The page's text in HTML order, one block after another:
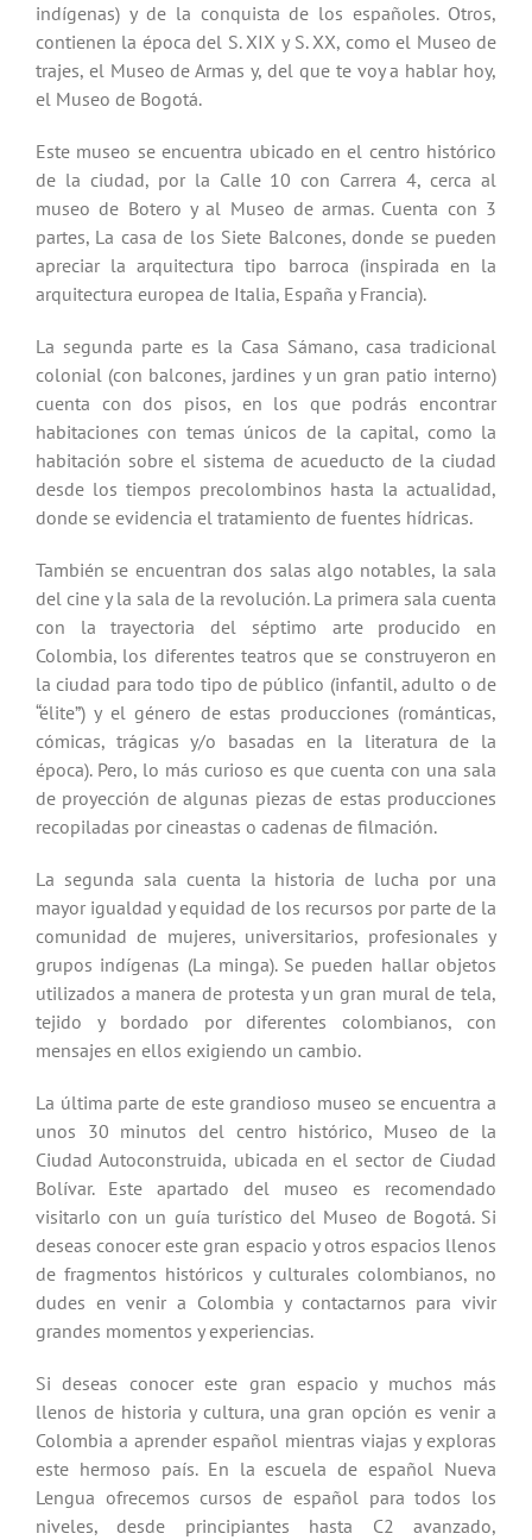
indígenas) y de la conquista de los españoles. Otros,
contienen la época del S. XIX y S. XX, como el Museo de
trajes, el Museo de Armas y, del que te voy a hablar hoy,
el Museo de Bogotá.
Este museo se encuentra ubicado en el centro histórico
de la ciudad, por la Calle 10 con Carrera 4, cerca al
museo de Botero y al Museo de armas. Cuenta con 3
partes, La casa de los Siete Balcones, donde se pueden
apreciar la arquitectura tipo barroca (inspirada en la
arquitectura europea de Italia, España y Francia).
La segunda parte es la Casa Sámano, casa tradicional
colonial (con balcones, jardines y un gran patio interno)
cuenta con dos pisos, en los que podrás encontrar
habitaciones con temas únicos de la capital, como la
habitación sobre el sistema de acueducto de la ciudad
desde los tiempos precolombinos hasta la actualidad,
donde se evidencia el tratamiento de fuentes hídricas.
También se encuentran dos salas algo notables, la sala
del cine y la sala de la revolución. La primera sala cuenta
con la trayectoria del séptimo arte producido en
Colombia, los diferentes teatros que se construyeron en
la ciudad para todo tipo de público (infantil, adulto o de
“élite”) y el género de estas producciones (románticas,
cómicas, trágicas y/o basadas en la literatura de la
época). Pero, lo más curioso es que cuenta con una sala
de proyección de algunas piezas de estas producciones
recopiladas por cineastas o cadenas de filmación.
La segunda sala cuenta la historia de lucha por una
mayor igualdad y equidad de los recursos por parte de la
comunidad de mujeres, universitarios, profesionales y
grupos indígenas (La minga). Se pueden hallar objetos
utilizados a manera de protesta y un gran mural de tela,
tejido y bordado por diferentes colombianos, con
mensajes en ellos exigiendo un cambio.
La última parte de este grandioso museo se encuentra a
unos 30 minutos del centro histórico, Museo de la
Ciudad Autoconstruida, ubicada en el sector de Ciudad
Bolívar. Este apartado del museo es recomendado
visitarlo con un guía turístico del Museo de Bogotá. Si
deseas conocer este gran espacio y otros espacios llenos
defragmentos históricos y culturales colombianos, no
dudes en venir a Colombia y contactarnos para vivir
grandes momentos y experiencias.
Si deseas conocer este gran espacio y muchos más
llenos de historia y cultura, una gran opción es venir a
Colombia a aprender español mientras viajas y exploras
este hermoso país. En la escuela de español Nueva
Lengua ofrecemos cursos de español para todos los
niveles, desde principiantes hasta C2 avanzado,